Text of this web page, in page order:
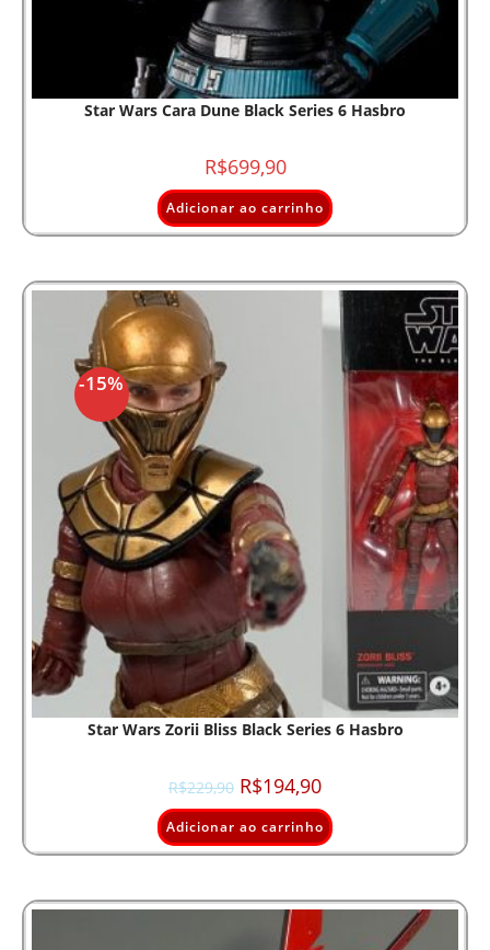
Star Wars Cara Dune Black Series 6 Hasbro
R$699,90
Adicionar ao carrinho
-15%
Star Wars Zorii Bliss Black Series 6 Hasbro
R$229,90 R$194,90
Adicionar ao carrinho